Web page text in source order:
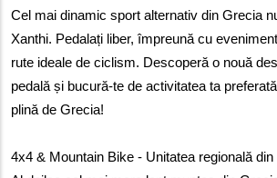
Cel mai dinamic sport alternativ din Grecia
Xanthi. Pedalați liber, împreună cu
rute ideale de ciclism. Descoperă o nouă
pedală și bucură-te de activitatea ta
plină de Grecia!
4x4 & Mountain Bike - Unitatea regională din